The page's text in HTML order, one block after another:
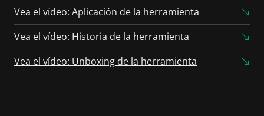
Vea el vídeo: Aplicación de la herramienta
Vea el vídeo: Historia de la herramienta
Vea el vídeo: Unboxing de la herramienta